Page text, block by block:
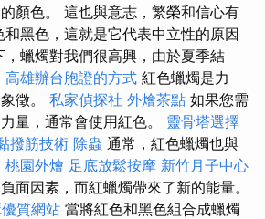
顏色。 這也與意志，繁榮和信心有
黑色，這就是它代表中立性的原因
蠟燭對我們很高興，由於夏季結
高雄辦台胞證的方式 紅色蠟燭是力
徵。 私家偵探社 外燴茶點 如果您需
量，通常會使用紅色。 靈骨塔選擇
撥筋技術 除蟲 通常，紅色蠟燭也與
桃園外燴 足底放鬆按摩 新竹月子中心
面因素，而紅蠟燭帶來了新的能量。
質網站 當將紅色和黑色組合成蠟燭